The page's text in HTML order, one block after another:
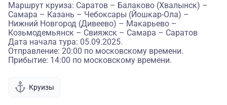
Маршрут круиза: Саратов – Балаково (Хвалынск) –
Самара – Казань – Чебоксары (Йошкар-Ола) –
Нижний Новгород (Дивеево) – Макарьево –
Козьмодемьянск – Свияжск – Самара – Саратов
Дата начала тура: 05.09.2025.
Отправление: 20:00 по московскому времени.
Прибытие: 14:00 по московскому времени.
Круизы